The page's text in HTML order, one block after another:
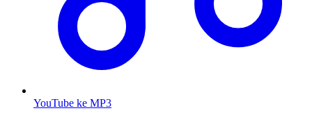
YouTube ke MP3